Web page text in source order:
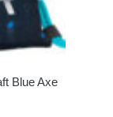
Blue Axe